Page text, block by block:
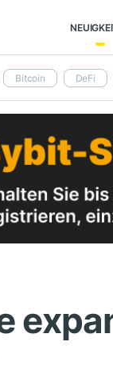
Bitcoin DeFi